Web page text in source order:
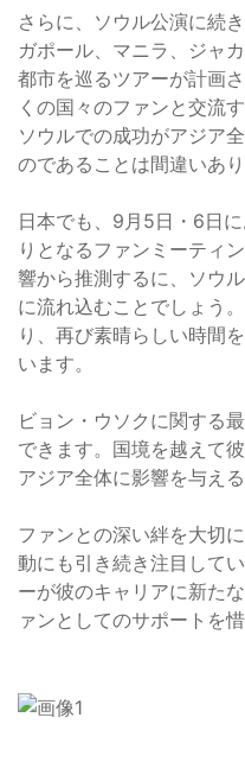
さらに、ソウル公演に続
ガポール、マニラ、ジャ
都市を巡るツアーが計画
くの国々のファンと交流
ソウルでの成功がアジア
のであることは間違いあり
日本でも、9月5日・6日
りとなるファンミーティ
響から推測するに、ソウ
に流れ込むことでしょう
り、再び素晴らしい時間
います。
ビョン・ウソクに関する
できます。国境を越えて
アジア全体に影響を与える
ファンとの深い絆を大切
動にも引き続き注目して
ーが彼のキャリアに新た
ァンとしてのサポートを